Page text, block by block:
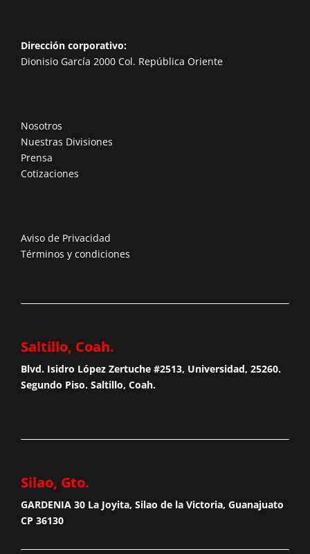
Dirección corporativo:
Dionisio García 2000 Col. República Oriente
Nosotros
Nuestras Divisiones
Prensa
Cotizaciones
Aviso de Privacidad
Términos y condiciones
Saltillo, Coah.
Blvd. Isidro López Zertuche #2513, Universidad, 25260.
Segundo Piso. Saltillo, Coah.
Silao, Gto.
GARDENIA 30 La Joyita, Silao de la Victoria, Guanajuato
CP 36130